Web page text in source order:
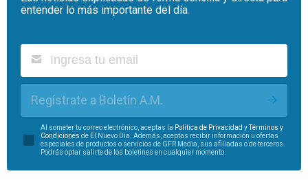
entender lo más importante del día.
Regístrate a Boletín A.M.
Al someter tu correo electrónico, aceptas la Política de Privacidad yTérminos y
Condiciones de El Nuevo Día. Además, aceptas recibir información u ofertas
especiales de productos o servicios de GFR Media, sus afiliadas o de terceros.
Podrás optar salirte de los boletines en cualquier momento.